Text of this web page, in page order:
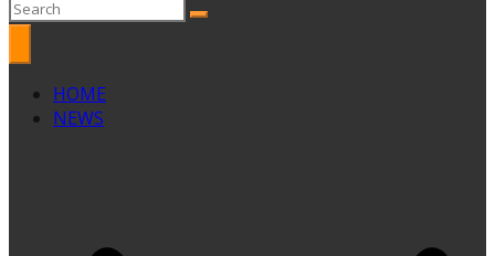
HOME
NEWS